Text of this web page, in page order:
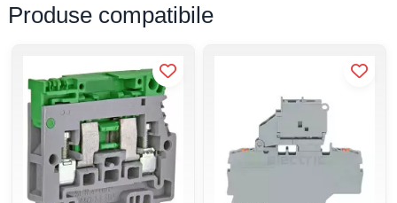
Produse compatibile